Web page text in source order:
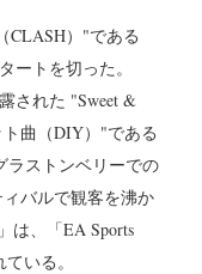
CLASH）"である
ートを切った。
された "Sweet &
曲（DIY）"である
ラストンベリーでの
バルで観客を沸か
は、「EA Sports
いる。